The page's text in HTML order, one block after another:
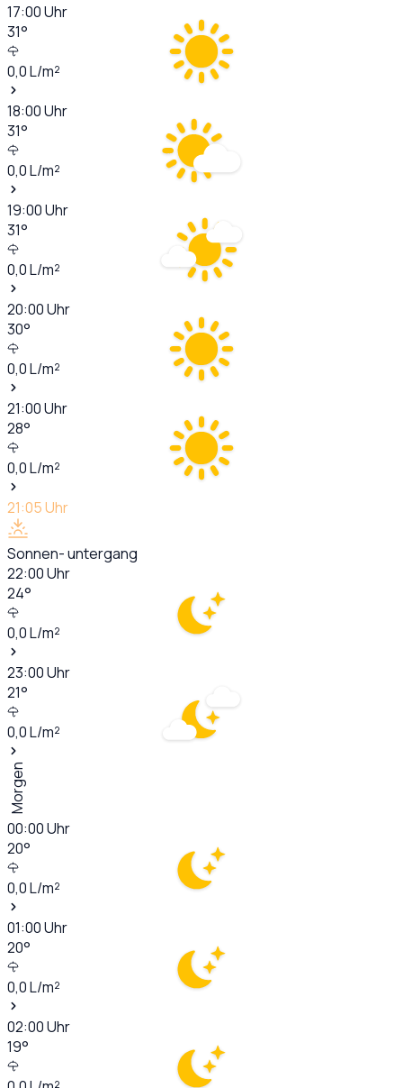
17:00Uhr
31°
0,0L/m²
18:00Uhr
31°
0,0L/m²
19:00Uhr
31°
0,0L/m²
20:00Uhr
30°
0,0L/m²
21:00Uhr
28°
0,0L/m²
21:05Uhr
Sonnen- untergang
22:00Uhr
24°
0,0L/m²
23:00Uhr
21°
0,0L/m²
Morgen
00:00Uhr
20°
0,0L/m²
01:00Uhr
20°
0,0L/m²
02:00Uhr
19°